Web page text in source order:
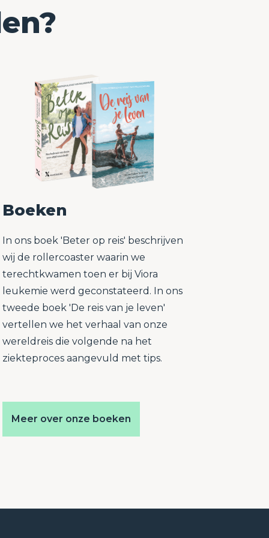
Boeken
In ons boek 'Beter op reis' beschrijven
wij de rollercoaster waarin we
terechtkwamen toen er bij Viora
leukemie werd geconstateerd. In ons
tweede boek 'De reis van je leven'
vertellen we het verhaal van onze
wereldreis die volgende na het
ziekteproces aangevuld met tips.
Meer over onze boeken